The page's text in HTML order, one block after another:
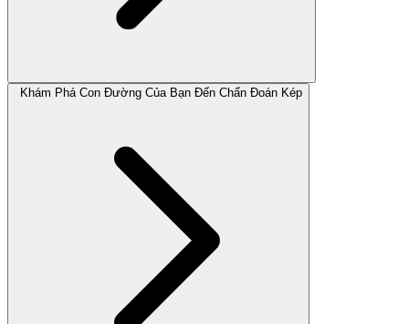
Khám Phá Con Đường Của Bạn Đến Chẩn Đoán Kép